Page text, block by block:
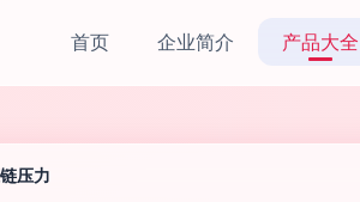
首页 企业简介 产品大全
压力